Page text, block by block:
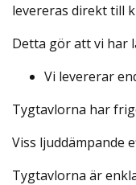
levereras direkt till
Detta gör att vi har
Vi levererar
Tygtavlorna har
Viss ljuddämpande
Tygtavlorna är